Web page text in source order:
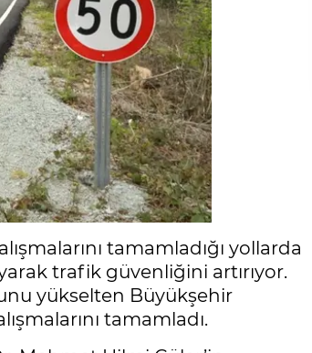
tamamladığı yollarda
trafik güvenliğini artırıyor.
yükselten Büyükşehir
tamamladı.